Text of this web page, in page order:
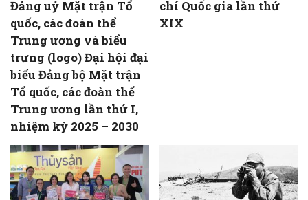
Đảng uỷ Mặt trận Tổ
quốc, các đoàn thể
Trung ương và biểu
trưng (logo) Đại hội đại
biểu Đảng bộ Mặt trận
Tổ quốc, các đoàn thể
Trung ương lần thứ I,
nhiệm kỳ 2025 – 2030
chí Quốc gia lần thứ
XIX